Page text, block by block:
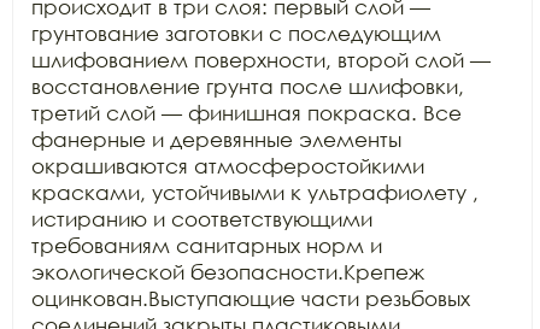
происходит в три слоя: первый слой —
грунтование заготовки с последующим
шлифованием поверхности, второй слой —
восстановление грунта после шлифовки,
третий слой — финишная покраска. Все
фанерные и деревянные элементы
окрашиваются атмосферостойкими
красками, устойчивыми к ультрафиолету ,
истиранию и соответствующими
требованиям санитарных норм и
экологической безопасности.Крепеж
оцинкован.Выступающие части резьбовых